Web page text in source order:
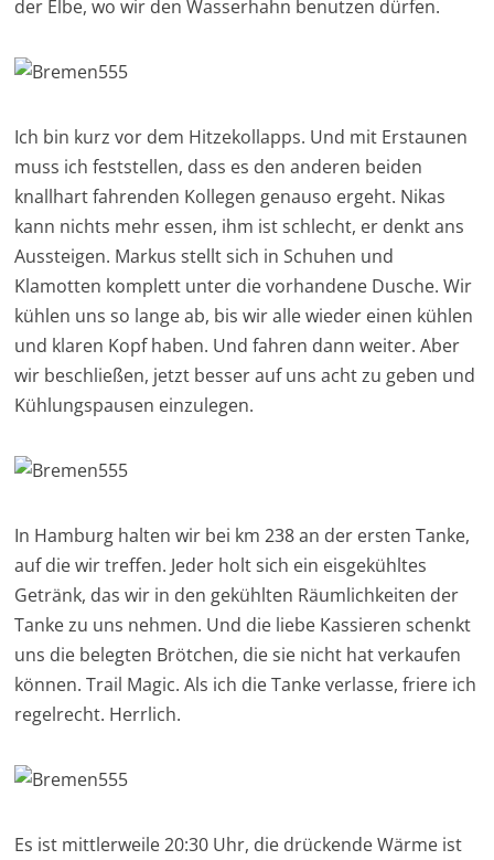
der Elbe, wo wir den Wasserhahn benutzen dürfen.
Ich bin kurz vor dem Hitzekollapps. Und mit Erstaunen
muss ich feststellen, dass es den anderen beiden
knallhart fahrenden Kollegen genauso ergeht. Nikas
kann nichts mehr essen, ihm ist schlecht, er denkt ans
Aussteigen. Markus stellt sich in Schuhen und
Klamotten komplett unter die vorhandene Dusche. Wir
kühlen uns so lange ab, bis wir alle wieder einen kühlen
und klaren Kopf haben. Und fahren dann weiter. Aber
wir beschließen, jetzt besser auf uns acht zu geben und
Kühlungspausen einzulegen.
In Hamburg halten wir bei km 238 an der ersten Tanke,
auf die wir treffen. Jeder holt sich ein eisgekühltes
Getränk, das wir in den gekühlten Räumlichkeiten der
Tanke zu uns nehmen. Und die liebe Kassieren schenkt
uns die belegten Brötchen, die sie nicht hat verkaufen
können. Trail Magic. Als ich die Tanke verlasse, friere ich
regelrecht. Herrlich.
Es ist mittlerweile 20:30 Uhr, die drückende Wärme ist